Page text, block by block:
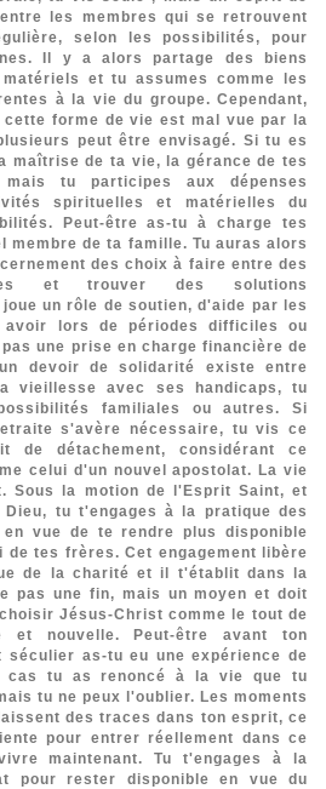
les membres qui se retrouvent
selon les possibilités, pour
Il y a alors partage des biens
et tu assumes comme les
à la vie du groupe. Cependant,
forme de vie est mal vue par la
peut être envisagé. Si tu es
maîtrise de ta vie, la gérance de tes
tu participes aux dépenses
spirituelles et matérielles du
Peut-être as-tu à charge tes
membre de ta famille. Tu auras alors
des choix à faire entre des
et trouver des solutions
un rôle de soutien, d'aide par les
lors de périodes difficiles ou
une prise en charge financière de
devoir de solidarité existe entre
vieillesse avec ses handicaps, tu
familiales ou autres. Si
s'avère nécessaire, tu vis ce
de détachement, considérant ce
celui d'un nouvel apostolat.La vie
. Sous la motion de l'Esprit Saint, et
tu t'engages à la pratique des
vue de te rendre plus disponible
tes frères. Cet engagement libère
de la charité et il t'établit dans la
pas une fin, mais un moyen et doit
Jésus-Christ comme le tout de
nouvelle. Peut-être avant ton
as-tu eu une expérience de
cas tu as renoncé à la vie que tu
tu ne peux l'oublier. Les moments
des traces dans ton esprit, ce
pour entrer réellement dans ce
maintenant. Tu t'engages à la
pour rester disponible en vue du